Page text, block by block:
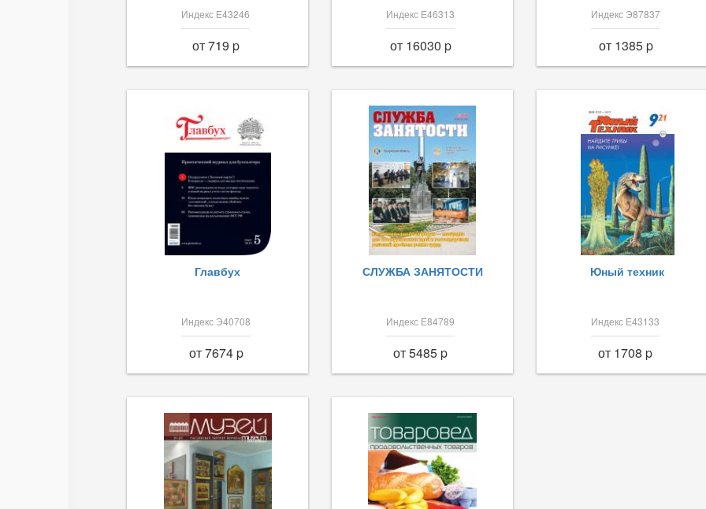
Индекс Е43246
от 719 p
Индекс Е46313
от 16030 p
Индекс Э87837
от 1385 p
Главбух
Индекс Э40708
от 7674 p
СЛУЖБА ЗАНЯТОСТИ
Индекс Е84789
от 5485 p
Юный техник
Индекс Е43133
от 1708 p